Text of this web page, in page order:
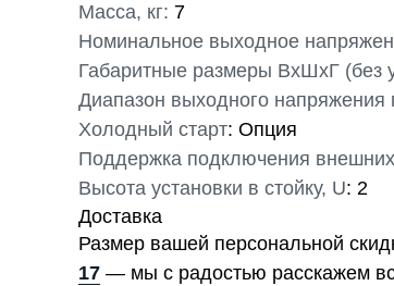
Масса, кг: 7
Номинальное выходное
Габаритные размеры ВхШхГ (без
Диапазон выходного напряжения
Холодный старт: Опция
Поддержка подключения
Высота установки в стойку, U: 2
Доставка
Размер вашей персональной
17 — мы с радостью расскажем